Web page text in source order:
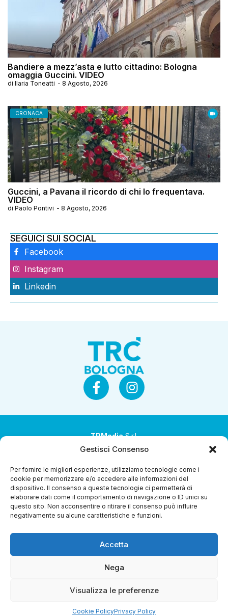
Gestisci Consenso
Per fornire le migliori esperienze, utilizziamo tecnologie come i
cookie per memorizzare e/o accedere alle informazioni del
dispositivo. Il consenso a queste tecnologie ci permetterà di
elaborare dati come il comportamento di navigazione o ID unici su
questo sito. Non acconsentire o ritirare il consenso può influire
negativamente su alcune caratteristiche e funzioni.
Accetta
Nega
Visualizza le preferenze
Cookie PolicyPrivacy Policy
Bandiere a mezz’asta e lutto cittadino: Bologna
omaggia Guccini. VIDEO
di Ilaria Toneatti - 8 Agosto, 2026
CRONACA
Guccini, a Pavana il ricordo di chi lo frequentava.
VIDEO
di Paolo Pontivi - 8 Agosto, 2026
SEGUICI SUI SOCIAL
Facebook
Instagram
Linkedin
TRMediaS.r.l.
Società a socio unico
Società sottoposta ad attività di direzione e
coordinamento da parte di Coop Alleanza 3.0 Soc. Coop.
Sede legale: via Ragazzi del ’99 nr. 51 42124 Reggio Emilia
(RE)
Capitale sociale € 1.040.000 i.v.
Diretta Streaming
Riproduzione Riservata – Copyright © 2024